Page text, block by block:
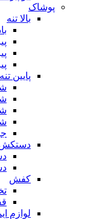
پوشاک
بالا تنه
پایین تنه
کفش
لوازم